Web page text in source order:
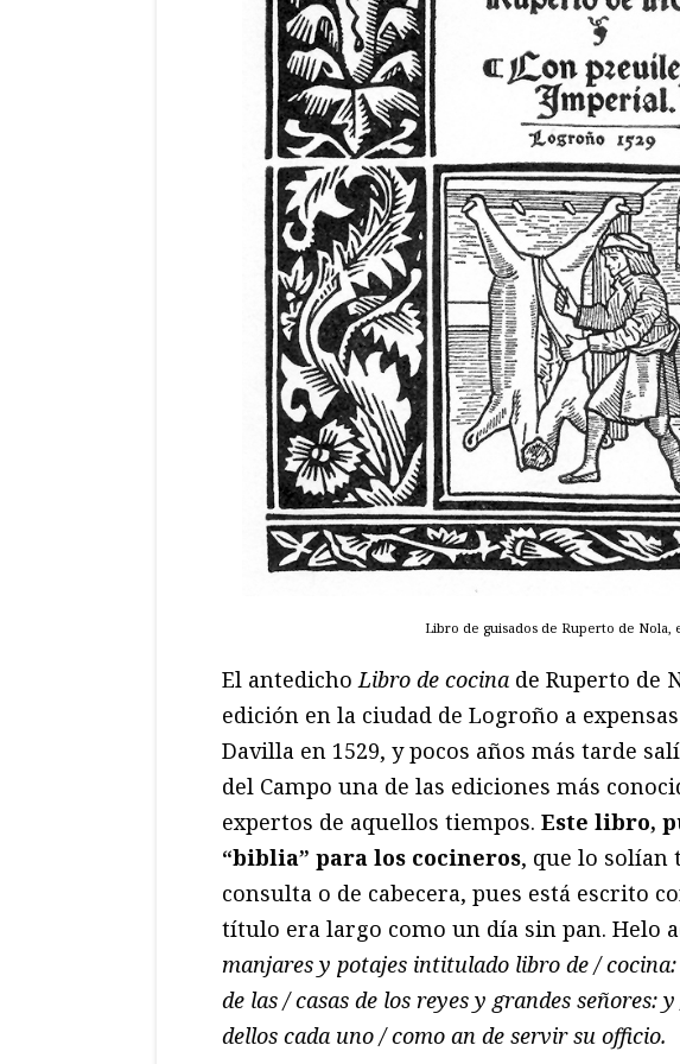
Libro de guisados de Ruperto de Nola,
El antedicho Libro de cocina de Ruperto de
edición en la ciudad de Logroño a
Davilla en 1529, y pocos años más tarde
del Campo una de las ediciones más
expertos de aquellos tiempos. Este libro,
“biblia” para los cocineros, que lo solían
consulta o de cabecera, pues está escrito
título era largo como un día sin pan. Helo
manjares y potajes intitulado libro de /
de las / casas de los reyes y grandes señores:
dellos cada uno / como an de servir su officio.